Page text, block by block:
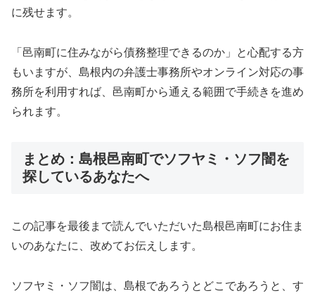
に残せます。
「邑南町に住みながら債務整理できるのか」と心配する方
もいますが、島根内の弁護士事務所やオンライン対応の事
務所を利用すれば、邑南町から通える範囲で手続きを進め
られます。
まとめ：島根邑南町でソフヤミ・ソフ闇を
探しているあなたへ
この記事を最後まで読んでいただいた島根邑南町にお住ま
いのあなたに、改めてお伝えします。
ソフヤミ・ソフ闇は、島根であろうとどこであろうと、す